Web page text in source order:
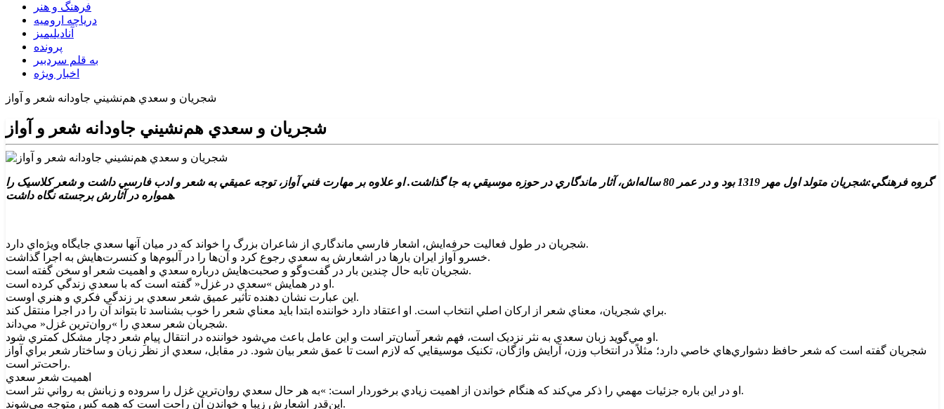
فرهنگ و هنر
دریاچه ارومیه
آنادیلیمیز
پرونده
به قلم سردبیر
اخبار ویژه
شجريان و سعدي هم‌نشيني جاودانه شعر و آواز
شجريان و سعدي هم‌نشيني جاودانه شعر و آواز
گروه فرهنگي:شجريان متولد اول مهر 1319 بود و در عمر 80 ساله‌اش، آثار ماندگاري در حوزه موسيقي به جا گذاشت. او علاوه بر مهارت فني آواز، توجه عميقي به شعر و ادب فارسي داشت و شعر کلاسيک را
همواره در آثارش برجسته نگاه داشت.
شجريان در طول فعاليت حرفه‌ايش، اشعار فارسي ماندگاري از شاعران بزرگ را خواند که در ميان آنها سعدي جايگاه ويژه‌اي دارد.
خسرو آواز ايران بارها در اشعارش به سعدي رجوع کرد و آن‌ها را در آلبوم‌ها و کنسرت‌هايش به اجرا گذاشت.
شجريان تابه حال چندين بار در گفت‌وگو و صحبت‌هايش درباره سعدي و اهميت شعر او سخن گفته است.
او در همايش »سعدي در غزل« گفته است که با سعدي زندگي کرده است.
اين عبارت نشان دهنده تأثير عميق شعر سعدي بر زندگي فکري و هنري اوست.
براي شجريان، معناي شعر از ارکان اصلي انتخاب است. او اعتقاد دارد خواننده ابتدا بايد معناي شعر را خوب بشناسد تا بتواند آن را در اجرا منتقل کند.
شجريان شعر سعدي را »روان‌ترين غزل« مي‌داند.
او مي‌گويد زبان سعدي به نثر نزديک است، فهم شعر آسان‌تر است و اين عامل باعث مي‌شود خواننده در انتقال پيامِ شعر دچار مشکل کمتري شود.
شجريان گفته است که شعر حافظ دشواري‌هاي خاصي دارد؛ مثلاً در انتخاب وزن، آرايش واژگان، تکنيک موسيقايي که لازم است تا عمق شعر بيان شود. در مقابل، سعدي از نظر زبان و ساختار شعر براي آواز
راحت‌تر است.
اهميت شعر سعدي
او در اين باره جزئيات مهمي را ذکر مي‌کند که هنگام خواندن از اهميت زيادي برخوردار است: »به هر حال سعدي روان‌ترين غزل را سروده و زبانش به رواني نثر است.
اين‌قدر اشعارش زيبا و خواندن آن راحت است که همه کس متوجه مي‌شوند.